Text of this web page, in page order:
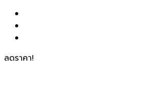
ลดราคา!